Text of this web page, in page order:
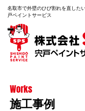
名取市で外壁のひび割れを直した
戸ペイントサービス
Works
施工事例